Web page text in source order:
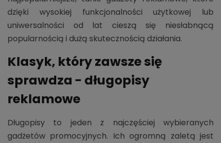
dzięki wysokiej funkcjonalności użytkowej lub
uniwersalności od lat cieszą się niesłabnącą
popularnością i dużą skutecznością działania.
Klasyk, który zawsze się
sprawdza - długopisy
reklamowe
Długopisy to jeden z najczęściej wybieranych
gadżetów promocyjnych. Ich ogromną zaletą jest